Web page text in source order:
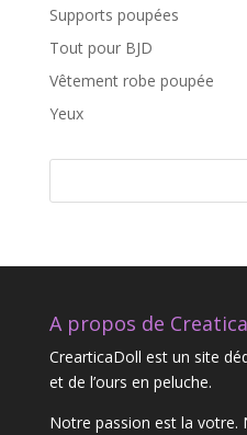
Supports poupées
Tout pour BJD
Vêtement robe poupée
Yeux
A propos de
CrearticaDoll est un site
et de l’ours en peluche.
Notre passion est la